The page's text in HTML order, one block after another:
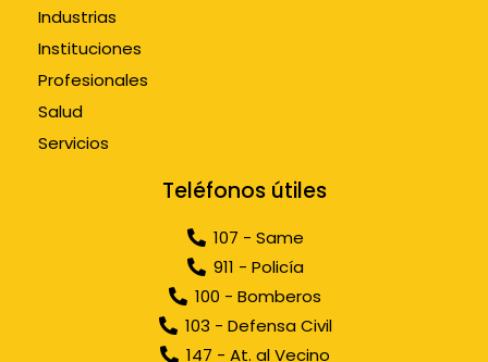
Industrias
Instituciones
Profesionales
Salud
Servicios
Teléfonos útiles
107 - Same
911 - Policía
100 - Bomberos
103 - Defensa Civil
147 - At. al Vecino